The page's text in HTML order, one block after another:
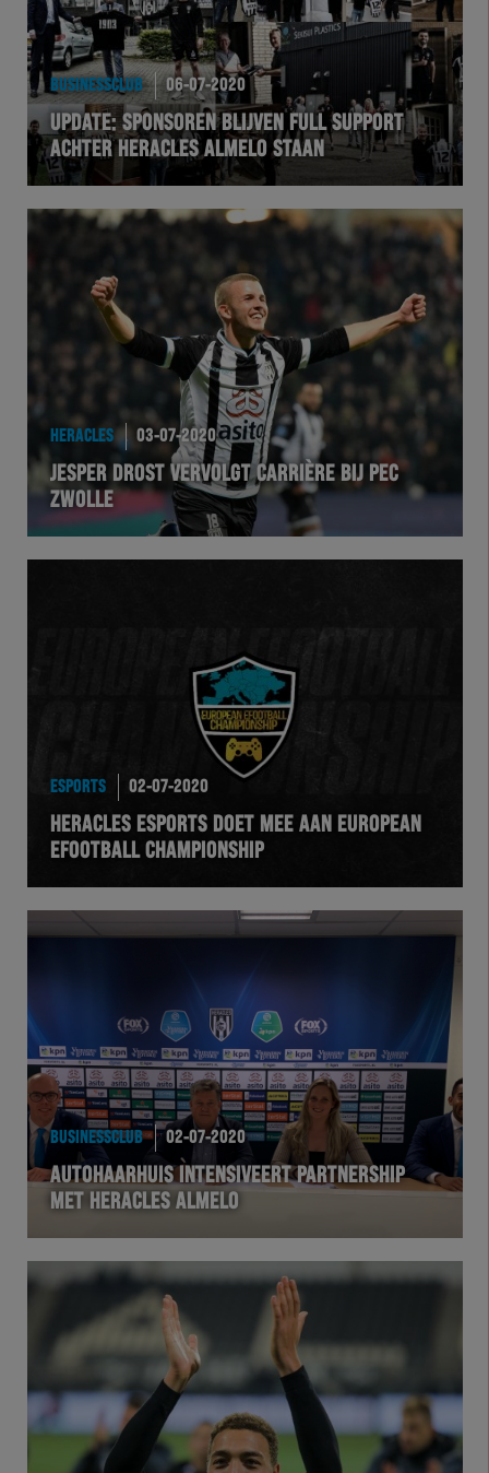
BUSINESSCLUB 06-07-2020
UPDATE: SPONSOREN BLIJVEN FULL SUPPORT
ACHTER HERACLES ALMELO STAAN
HERACLES 03-07-2020
JESPER DROST VERVOLGT CARRIÈRE BIJ PEC
ZWOLLE
ESPORTS 02-07-2020
HERACLES ESPORTS DOET MEE AAN EUROPEAN
EFOOTBALL CHAMPIONSHIP
BUSINESSCLUB 02-07-2020
AUTOHAARHUIS INTENSIVEERT PARTNERSHIP
MET HERACLES ALMELO